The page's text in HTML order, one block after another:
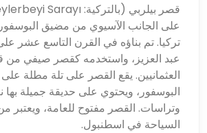
على الجانب الآسيوي من مضيق
تركيا. تم بناؤه في القرن التاسع عشر
عبد العزيز، واستخدمه كقصر صيفي من
العثمانيين. يقع القصر على تلة مطلة
البوسفور، ويحتوي على حديقة جميلة بها
وتراسات. القصر مفتوح للعامة، ويعتبر
السياحة في اسطنبول.